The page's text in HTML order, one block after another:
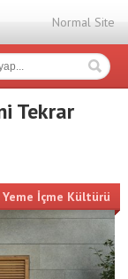
Normal Site
Tekrar
Yeme İçme Kültürü